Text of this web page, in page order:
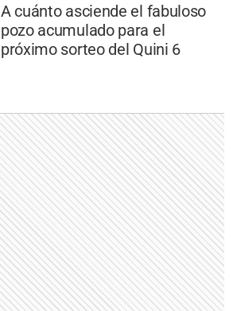
A cuánto asciende el fabuloso
pozo acumulado para el
próximo sorteo del Quini 6